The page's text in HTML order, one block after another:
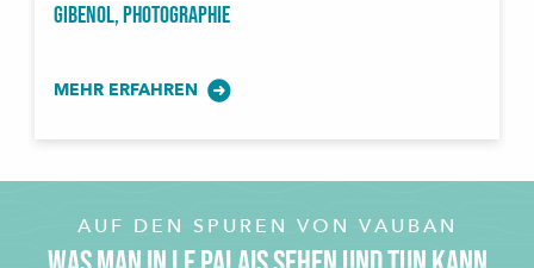
Gibenol, photographie
MEHR ERFAHREN
AUF DEN SPUREN VON VAUBAN